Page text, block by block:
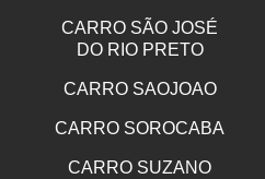
CARRO SÃO JOSÉ
DO RIO PRETO
CARRO SAOJOAO
CARRO SOROCABA
CARRO SUZANO